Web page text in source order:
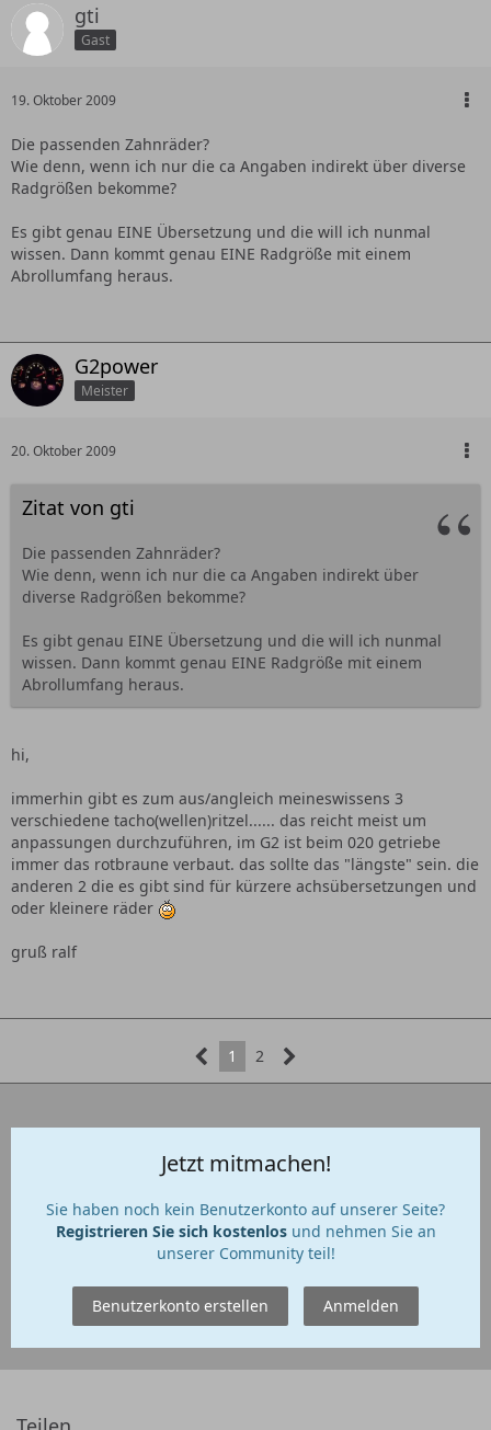
gti
Gast
19. Oktober 2009
Die passenden Zahnräder?
Wie denn, wenn ich nur die ca Angaben indirekt über diverse
Radgrößen bekomme?
Es gibt genau EINE Übersetzung und die will ich nunmal
wissen. Dann kommt genau EINE Radgröße mit einem
Abrollumfang heraus.
G2power
Meister
20. Oktober 2009
Zitat von gti
Die passenden Zahnräder?
Wie denn, wenn ich nur die ca Angaben indirekt über
diverse Radgrößen bekomme?
Es gibt genau EINE Übersetzung und die will ich nunmal
wissen. Dann kommt genau EINE Radgröße mit einem
Abrollumfang heraus.
hi,
immerhin gibt es zum aus/angleich meineswissens 3
verschiedene tacho(wellen)ritzel...... das reicht meist um
anpassungen durchzuführen, im G2 ist beim 020 getriebe
immer das rotbraune verbaut. das sollte das "längste" sein. die
anderen 2 die es gibt sind für kürzere achsübersetzungen und
oder kleinere räder
gruß ralf
1 2
Jetzt mitmachen!
Sie haben noch kein Benutzerkonto auf unserer Seite?
Registrieren Sie sich kostenlosund nehmen Sie an
unserer Community teil!
Benutzerkonto erstellen Anmelden